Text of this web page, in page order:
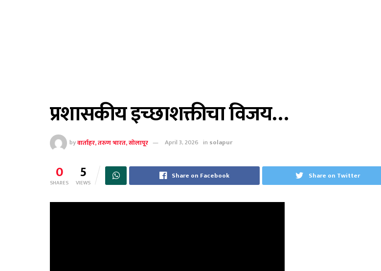
प्रशासकीय इच्छाशक्तीचा विजय…
byवार्ताहर, तरुण भारत, सोलापूर April 3, 2026 in solapur
0
SHARES 5
VIEWS
Share on Facebook Share on Twitter